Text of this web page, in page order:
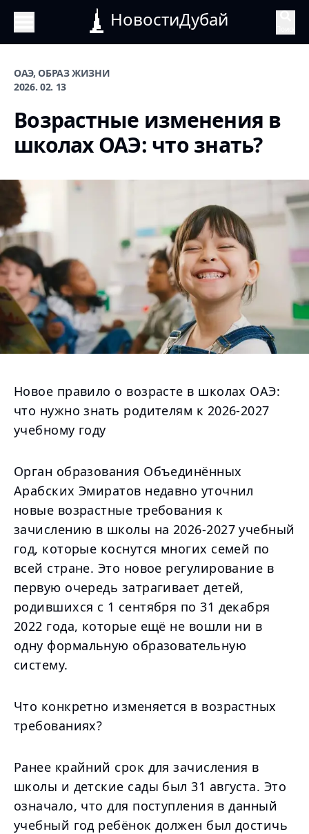
НовостиДубай
ОАЭ, ОБРАЗ ЖИЗНИ
2026. 02. 13
Возрастные изменения в
школах ОАЭ: что знать?
Новое правило о возрасте в школах ОАЭ:
что нужно знать родителям к 2026-2027
учебному году
Орган образования Объединённых
Арабских Эмиратов недавно уточнил
новые возрастные требования к
зачислению в школы на 2026-2027 учебный
год, которые коснутся многих семей по
всей стране. Это новое регулирование в
первую очередь затрагивает детей,
родившихся с 1 сентября по 31 декабря
2022 года, которые ещё не вошли ни в
одну формальную образовательную
систему.
Что конкретно изменяется в возрастных
требованиях?
Ранее крайний срок для зачисления в
школы и детские сады был 31 августа. Это
означало, что для поступления в данный
учебный год ребёнок должен был достичь